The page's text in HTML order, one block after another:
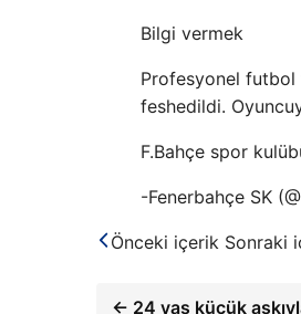
Bilgi vermek
Profesyonel futbol
feshedildi.
F.Bahçe spor
-Fenerbahçe SK
Önceki içerik Sonraki
← 24 yaş küçük